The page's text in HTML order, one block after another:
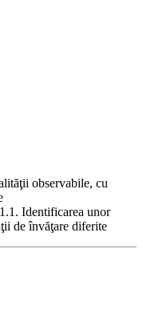
observabile, cu
1.1. Identificarea unor
de învăţare diferite